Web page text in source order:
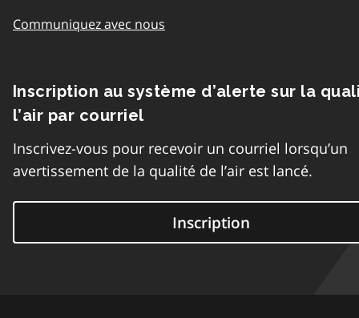
Communiquez avec nous
Inscription au système d’alerte sur la
l’air par courriel
Inscrivez-vous pour recevoir un courriel lorsqu’un
avertissement de la qualité de l’air est lancé.
Inscription